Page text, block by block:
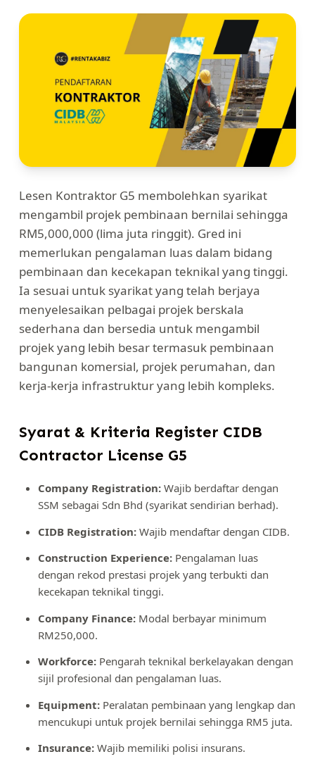
Lesen Kontraktor G5 membolehkan syarikat
mengambil projek pembinaan bernilai sehingga
RM5,000,000 (lima juta ringgit). Gred ini
memerlukan pengalaman luas dalam bidang
pembinaan dan kecekapan teknikal yang tinggi.
Ia sesuai untuk syarikat yang telah berjaya
menyelesaikan pelbagai projek berskala
sederhana dan bersedia untuk mengambil
projek yang lebih besar termasuk pembinaan
bangunan komersial, projek perumahan, dan
kerja-kerja infrastruktur yang lebih kompleks.
Syarat & Kriteria Register CIDB
Contractor License G5
Company Registration:Wajib berdaftar dengan
SSM sebagai Sdn Bhd (syarikat sendirian berhad).
CIDB Registration:Wajib mendaftar dengan CIDB.
Construction Experience:Pengalaman luas
dengan rekod prestasi projek yang terbukti dan
kecekapan teknikal tinggi.
Company Finance:Modal berbayar minimum
RM250,000.
Workforce:Pengarah teknikal berkelayakan dengan
sijil profesional dan pengalaman luas.
Equipment:Peralatan pembinaan yang lengkap dan
mencukupi untuk projek bernilai sehingga RM5 juta.
Insurance:Wajib memiliki polisi insurans.